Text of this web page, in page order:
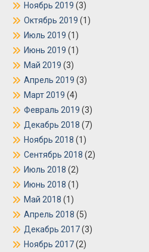
Ноябрь 2019 (3)
Октябрь 2019 (1)
Июль 2019 (1)
Июнь 2019 (1)
Май 2019 (3)
Апрель 2019 (3)
Март 2019 (4)
Февраль 2019 (3)
Декабрь 2018 (7)
Ноябрь 2018 (1)
Сентябрь 2018 (2)
Июль 2018 (2)
Июнь 2018 (1)
Май 2018 (1)
Апрель 2018 (5)
Декабрь 2017(3)
Ноябрь 2017(2)